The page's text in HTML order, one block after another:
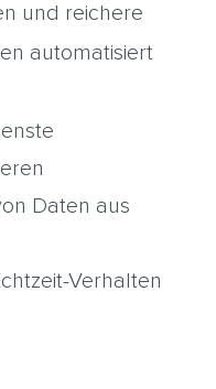
und reichere
automatisiert
Daten aus
Verhalten